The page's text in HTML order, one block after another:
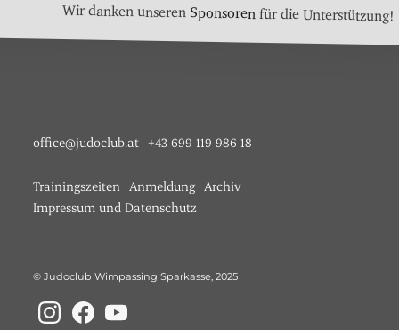
Wir danken unseren Sponsoren für die Unterstützung!
office@judoclub.at +43 699 119 986 18
© Judoclub Wimpassing Sparkasse, 2025
Trainingszeiten Anmeldung Archiv
Impressum und Datenschutz